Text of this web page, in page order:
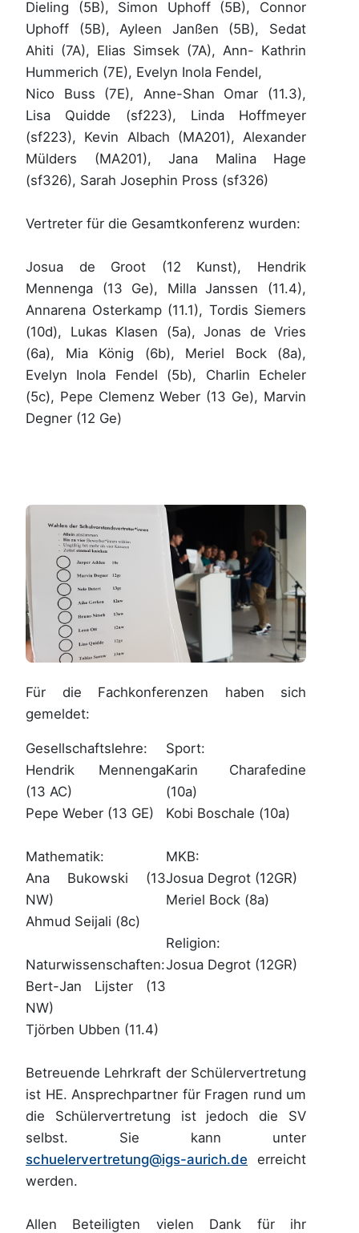
Dieling (5B), Simon Uphoff (5B), Connor
Uphoff (5B), Ayleen Janßen (5B), Sedat
Ahiti (7A), Elias Simsek (7A), Ann- Kathrin
Hummerich (7E), Evelyn Inola Fendel,
Nico Buss (7E), Anne-Shan Omar (11.3),
Lisa Quidde (sf223), Linda Hoffmeyer
(sf223), Kevin Albach (MA201), Alexander
Mülders (MA201), Jana Malina Hage
(sf326), Sarah Josephin Pross (sf326)
Vertreter für die Gesamtkonferenz wurden:
Josua de Groot (12 Kunst), Hendrik
Mennenga (13 Ge), Milla Janssen (11.4),
Annarena Osterkamp (11.1), Tordis Siemers
(10d), Lukas Klasen (5a), Jonas de Vries
(6a), Mia König (6b), Meriel Bock (8a),
Evelyn Inola Fendel (5b), Charlin Echeler
(5c), Pepe Clemenz Weber (13 Ge), Marvin
Degner (12 Ge)
Für die Fachkonferenzen haben sich
gemeldet:
Gesellschaftslehre:
Hendrik Mennenga
(13 AC)
Pepe Weber (13 GE)
Mathematik:
Ana Bukowski (13
NW)
Ahmud Seijali (8c)
Naturwissenschaften:
Bert-Jan Lijster (13
NW)
Tjörben Ubben (11.4)
Sport:
Karin Charafedine
(10a)
Kobi Boschale (10a)
MKB:
Josua Degrot (12GR)
Meriel Bock (8a)
Religion:
Josua Degrot (12GR)
Betreuende Lehrkraft der Schülervertretung
ist HE. Ansprechpartner für Fragen rund um
die Schülervertretung ist jedoch die SV
selbst. Sie kann unter
schuelervertretung@igs-aurich.de erreicht
werden.
Allen Beteiligten vielen Dank für ihr